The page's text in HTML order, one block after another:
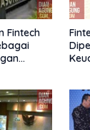
Fintech